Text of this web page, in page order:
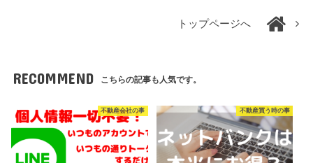
トップページへ
RECOMMEND こちらの記事も人気です。
不動産会社の事 不動産買う時の事